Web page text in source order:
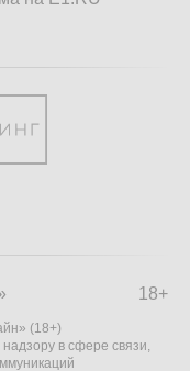
18+
(18+)
в сфере связи,